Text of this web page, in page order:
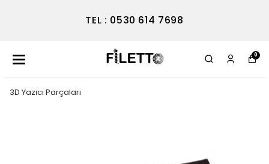
TEL : 0530 614 7698
0
3D Yazıcı Parçaları